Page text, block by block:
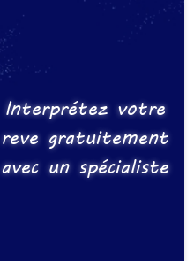
Interprétez votre
reve gratuitement
avec un spécialiste